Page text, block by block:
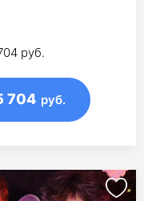
руб.
704 руб.